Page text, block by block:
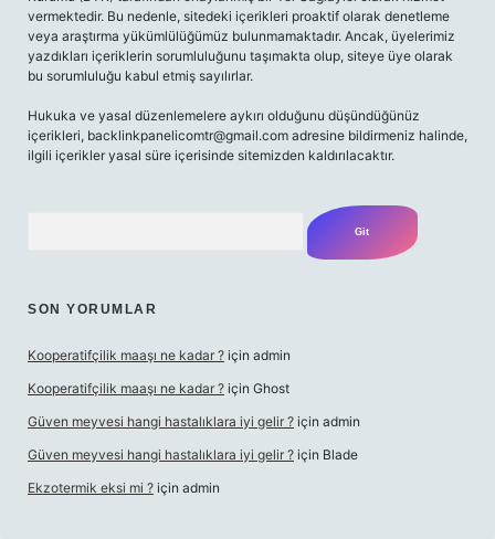
vermektedir. Bu nedenle, sitedeki içerikleri proaktif olarak denetleme
veya araştırma yükümlülüğümüz bulunmamaktadır. Ancak, üyelerimiz
yazdıkları içeriklerin sorumluluğunu taşımakta olup, siteye üye olarak
bu sorumluluğu kabul etmiş sayılırlar.
Hukuka ve yasal düzenlemelere aykırı olduğunu düşündüğünüz
içerikleri, backlinkpanelicomtr@gmail.com adresine bildirmeniz halinde,
ilgili içerikler yasal süre içerisinde sitemizden kaldırılacaktır.
SON YORUMLAR
Kooperatifçilik maaşı ne kadar ? için admin
Kooperatifçilik maaşı ne kadar ? için Ghost
Güven meyvesi hangi hastalıklara iyi gelir ? için admin
Güven meyvesi hangi hastalıklara iyi gelir ? için Blade
Ekzotermik eksi mi ? için admin